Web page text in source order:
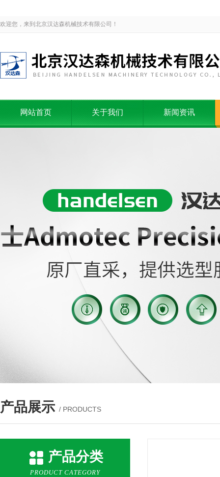
欢迎您，来到北京汉达森机械技术有限公司！
网站首页 关于我们 新闻资讯
产品展示 / PRODUCTS
产品分类
PRODUCT CATEGORY